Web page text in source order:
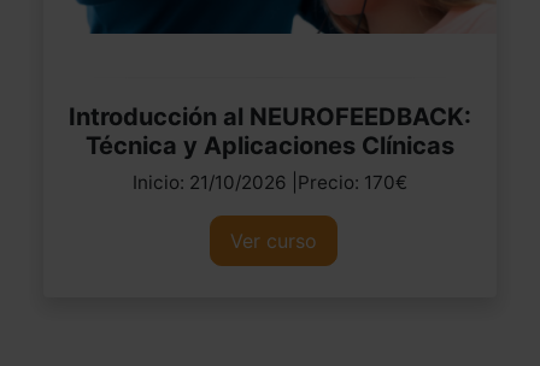
Introducción al NEUROFEEDBACK:
Técnica y Aplicaciones Clínicas
Inicio: 21/10/2026 |Precio: 170€
Ver curso